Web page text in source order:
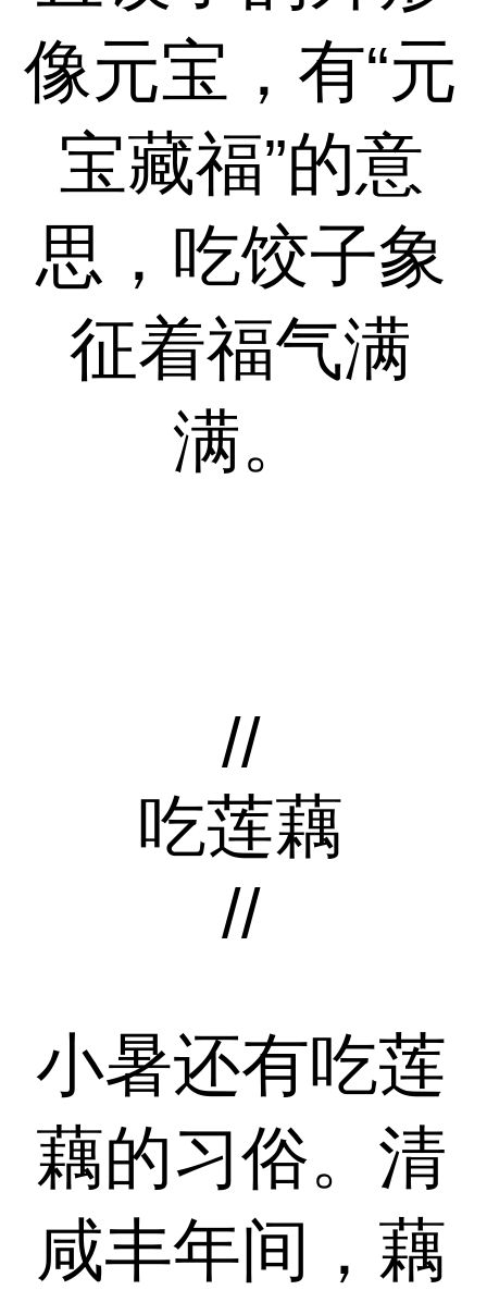
像元宝，有“元
宝藏福”的意
思，吃饺子象
征着福气满
满。
//
吃莲藕
//
小暑还有吃莲
藕的习俗。清
咸丰年间，藕